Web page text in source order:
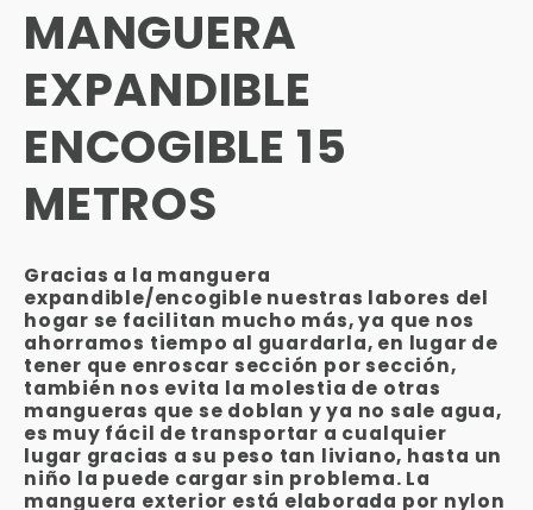
MANGUERA
EXPANDIBLE
ENCOGIBLE 15
METROS
Gracias a la manguera
expandible/encogible nuestras labores del
hogar se facilitan mucho más, ya que nos
ahorramos tiempo al guardarla, en lugar de
tener que enroscar sección por sección,
también nos evita la molestia de otras
mangueras que se doblan y ya no sale agua,
es muy fácil de transportar a cualquier
lugar gracias a su peso tan liviano, hasta un
niño la puede cargar sin problema. La
manguera exterior está elaborada por nylon